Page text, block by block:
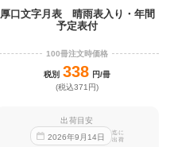
厚口文字月表 晴雨表入り・年間
予定表付
100冊注文時価格
税別 338 円/冊
(税込371円)
出荷目安
2026年9 月 14日
迄に
出荷